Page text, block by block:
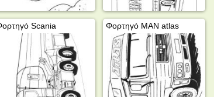
Scania Φορτηγό MAN atlas